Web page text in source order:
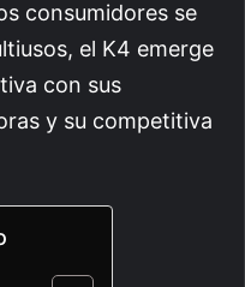
consumidores se
el K4 emerge
con sus
y su competitiva